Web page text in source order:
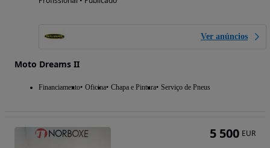
Ver anúncios
Moto Dreams II
Financiamento Oficina Chapa e Pintura Serviço de Pneus
5 500 EUR